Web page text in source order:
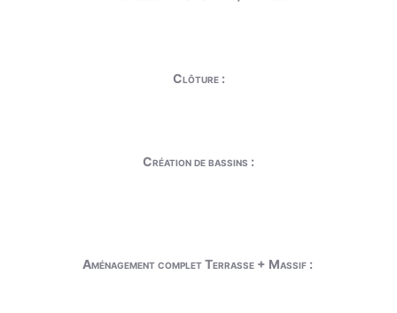
Clôture :
Création de bassins :
Aménagement complet Terrasse + Massif :